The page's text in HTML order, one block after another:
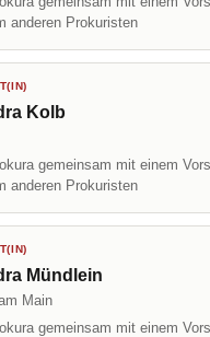
anderen Prokuristen
Kolb
gemeinsam mit einem
anderen Prokuristen
Mündlein
Main
gemeinsam mit einem